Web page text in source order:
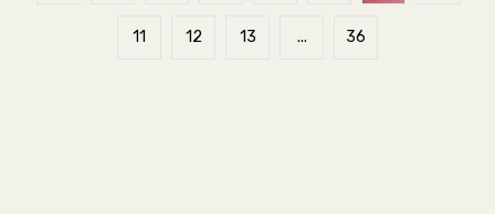
11 12 13 ... 36